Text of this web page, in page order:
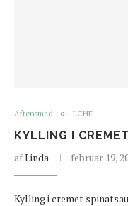
Aftensmad LCHF
KYLLING I
afLinda februar 19,
Kylling i cremet